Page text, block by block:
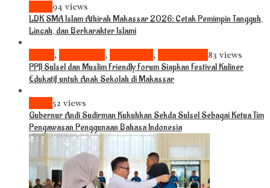
94 views
LDK SMA Islam Athirah Makassar 2026: Cetak Pemimpin Tangguh,
Lincah, dan Berkarakter Islami
, , , 83 views
PPJI Sulsel dan Muslim Friendly Forum Siapkan Festival Kuliner
Edukatif untuk Anak Sekolah di Makassar
52 views
Gubernur Andi Sudirman Kukuhkan Sekda Sulsel Sebagai Ketua Tim
Pengawasan Penggunaan Bahasa Indonesia